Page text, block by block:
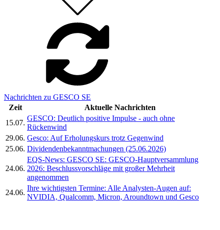
Nachrichten zu GESCO SE
Zeit
Aktuelle Nachrichten
15.07.
GESCO: Deutlich positive Impulse - auch ohne
Rückenwind
29.06. Gesco: Auf Erholungskurs trotz Gegenwind
25.06. Dividendenbekanntmachungen (25.06.2026)
24.06.
EQS-News: GESCO SE: GESCO-Hauptversammlung
2026: Beschlussvorschläge mit großer Mehrheit
angenommen
24.06.
Ihre wichtigsten Termine: Alle Analysten-Augen auf:
NVIDIA, Qualcomm, Micron, Aroundtown und Gesco